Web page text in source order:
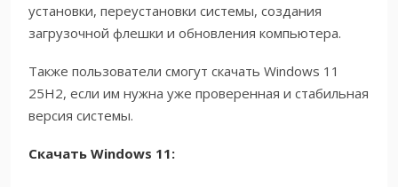
установки, переустановки системы, создания
загрузочной флешки и обновления компьютера.
Также пользователи смогут скачать Windows 11
25H2, если им нужна уже проверенная и стабильная
версия системы.
Скачать Windows 11: